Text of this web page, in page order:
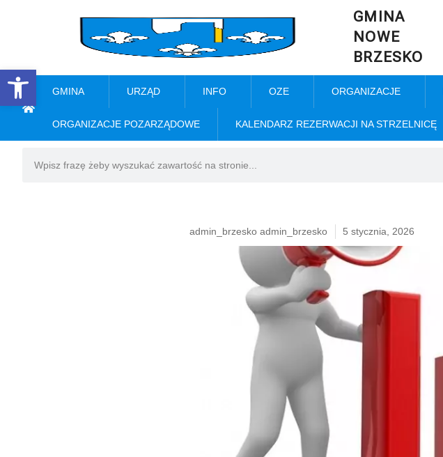
Open toolbar
GMINA
NOWE
BRZESKO
GMINA URZĄD INFO OZE ORGANIZACJE
ORGANIZACJE POZARZĄDOWE KALENDARZ REZERWACJI NA STRZELNICĘ
admin_brzesko admin_brzesko 5 stycznia, 2026